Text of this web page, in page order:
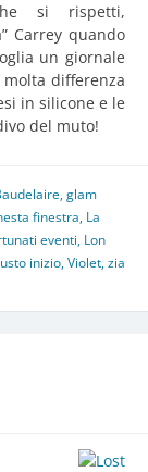
si rispetti,
Carrey quando
un giornale
molta differenza
in silicone e le
del muto!
,glam
finestra, La
eventi, Lon
inizio,Violet,zia